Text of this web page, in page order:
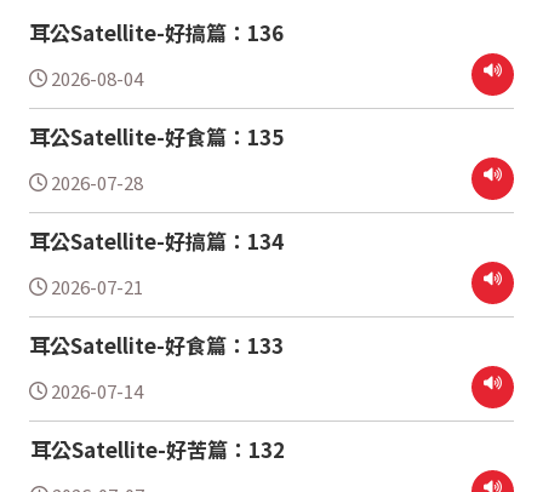
耳公Satellite-好搞篇：136
2026-08-04
耳公Satellite-好食篇：135
2026-07-28
耳公Satellite-好搞篇：134
2026-07-21
耳公Satellite-好食篇：133
2026-07-14
耳公Satellite-好苦篇：132